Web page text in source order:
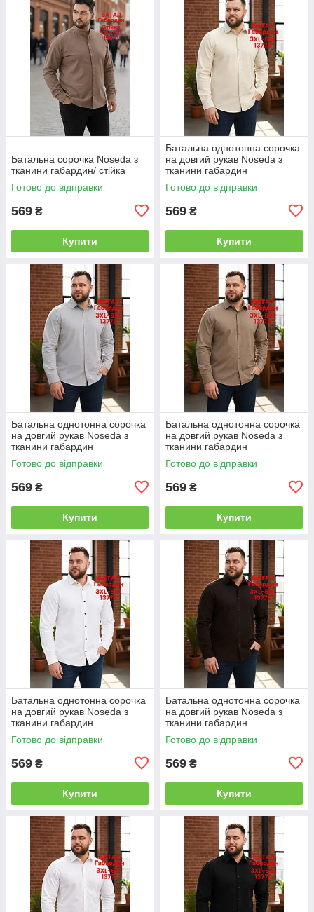
Батальна сорочка Noseda з
тканини габардин/ стійка
Готово до відправки
569 ₴
Купити
Батальна однотонна сорочка
на довгий рукав Noseda з
тканини габардин
Готово до відправки
569 ₴
Купити
Батальна однотонна сорочка
на довгий рукав Noseda з
тканини габардин
Готово до відправки
569 ₴
Купити
Батальна однотонна сорочка
на довгий рукав Noseda з
тканини габардин
Готово до відправки
569 ₴
Купити
Батальна однотонна сорочка
на довгий рукав Noseda з
тканини габардин
Готово до відправки
569 ₴
Купити
Батальна однотонна сорочка
на довгий рукав Noseda з
тканини габардин
Готово до відправки
569 ₴
Купити